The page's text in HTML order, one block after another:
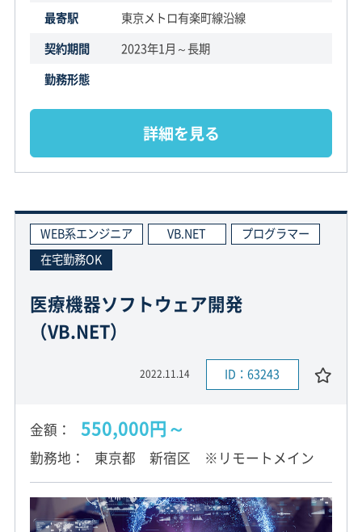
最寄駅
東京メトロ有楽町線沿線
契約期間
2023年1月～長期
勤務形態
詳細を見る
WEB系エンジニア VB.NET
プログラマー
在宅勤務OK
医療機器ソフトウェア開発
（VB.NET）
2022.11.14 ID：63243
金額 550,000円～
勤務地 東京都 新宿区 ※リモートメイン